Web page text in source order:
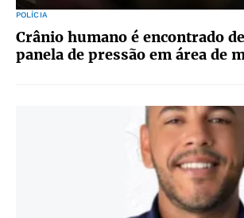
POLÍCIA
Crânio humano é encontrado
panela de pressão em área de